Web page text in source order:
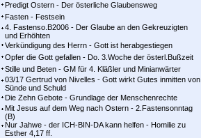
Predigt Ostern - Der österliche Glaubensweg
Fasten - Festsein
4. Fastenso.B2006 - Der Glaube an den Gekreuzigten
und Erhöhten
Verkündigung des Herrn - Gott ist herabgestiegen
Opfer die Gott gefallen - Do. 3.Woche der österl.Bußzeit
Stille und Beten - GM für 4. Kläßler und Minianwärter
03/17 Gertrud von Nivelles - Gott wirkt Gutes inmitten von
Sünde und Schuld
Die Zehn Gebote - Grundlage der Menschenrechte
Mit Jesus auf dem Weg nach Ostern - 2.Fastensonntag
(B)
Nur Jahwe - der ICH-BIN-DA kann helfen - Homilie zu
Esther 4,17 ff.